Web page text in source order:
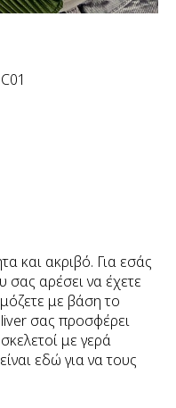
και ακριβό. Για εσάς
σας αρέσει να έχετε
με βάση το
σας προσφέρει
με γερά
εδώ για να τους